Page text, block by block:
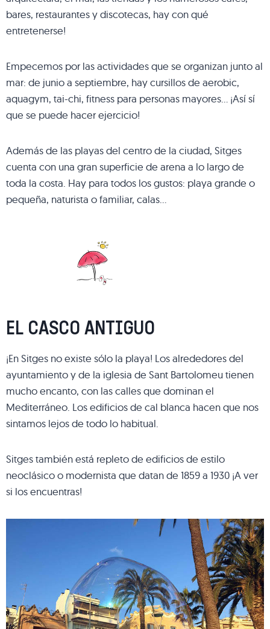
bares, restaurantes y discotecas, hay con qué
entretenerse!
Empecemos por las actividades que se organizan junto al
mar: de junio a septiembre, hay cursillos de aerobic,
aquagym, tai-chi, fitness para personas mayores… ¡Así sí
que se puede hacer ejercicio!
Además de las playas del centro de la ciudad, Sitges
cuenta con una gran superficie de arena a lo largo de
toda la costa. Hay para todos los gustos: playa grande o
pequeña, naturista o familiar, calas…
EL CASCO ANTIGUO
¡En Sitges no existe sólo la playa! Los alrededores del
ayuntamiento y de la iglesia de Sant Bartolomeu tienen
mucho encanto, con las calles que dominan el
Mediterráneo. Los edificios de cal blanca hacen que nos
sintamos lejos de todo lo habitual.
Sitges también está repleto de edificios de estilo
neoclásico o modernista que datan de 1859 a 1930 ¡A ver
si los encuentras!